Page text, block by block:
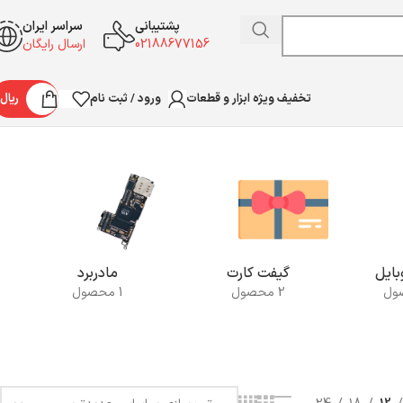
پشتیبانی
02188677156
سراسر ایران
ارسال رایگان
تخفیف ویژه ابزار و قطعات ورود / ثبت نام ریال
نمایش یک نتیجه
گیفت کارت
2 محصول
مادربرد
1 محصول